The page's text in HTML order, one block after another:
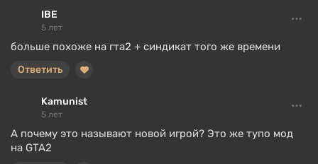
IBE
5 лет
больше похоже на гта2 + синдикат того же времени
Ответить
Kamunist
5 лет
А почему это называют новой игрой? Это же тупо мод
на GTA2